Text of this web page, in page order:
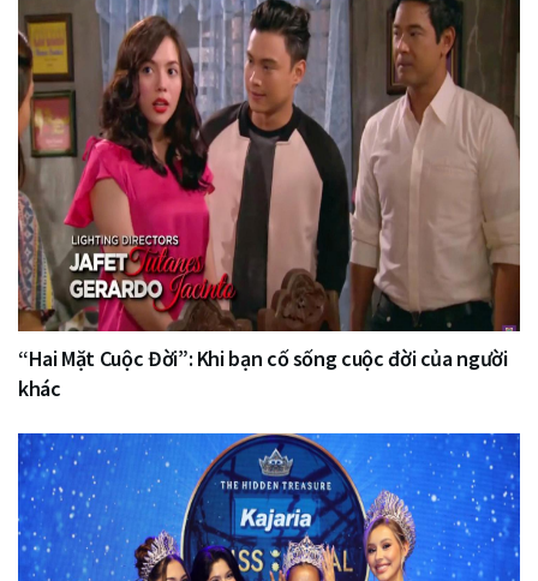
“Hai Mặt Cuộc Đời”: Khi bạn cố sống cuộc đời của người
khác